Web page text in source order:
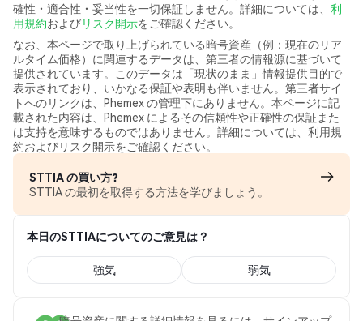
確性・適合性・妥当性を一切保証しません。詳細については、 利
用規約およびリスク開示をご確認ください。
なお、本ページで取り上げられている暗号資産（例：現在のリア
ルタイム価格）に関連するデータは、第三者の情報源に基づいて
提供されています。このデータは「現状のまま」情報提供目的で
表示されており、いかなる保証や表明も伴いません。第三者サイ
トへのリンクは、Phemex の管理下にありません。本ページに記
載された内容は、Phemex によるその信頼性や正確性の保証また
は支持を意味するものではありません。詳細については、利用規
約およびリスク開示をご確認ください。
STTIA の買い方?
STTIA の最初を取得する方法を学びましょう。
本日のSTTIAについてのご意見は？
強気 弱気